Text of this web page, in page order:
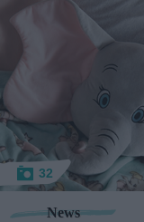
32
News